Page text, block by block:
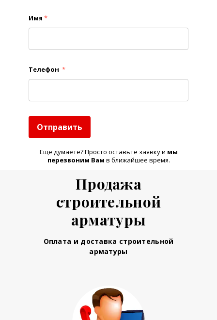
Имя *
Телефон *
Отправить
Еще думаете? Просто оставьте заявку и мы
перезвоним Вам в ближайшее время.
Продажа
строительной
арматуры
Оплата и доставка строительной
арматуры